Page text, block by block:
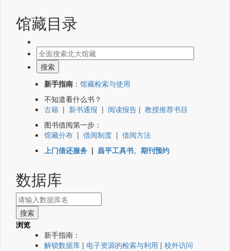
馆藏目录
新手指南 ： 馆藏检索与使用
不知道看什么书？
古籍 | 新书通报 | 阅读报告 | 教授推荐书目
图书借阅第一步：
馆藏分布 | 借阅制度 | 借阅方法
上门借还服务 | 昌平工具书、期刊预约
数据库
浏览
新手指南：
解锁数据库 | 电子资源的检索与利用 | 校外访问